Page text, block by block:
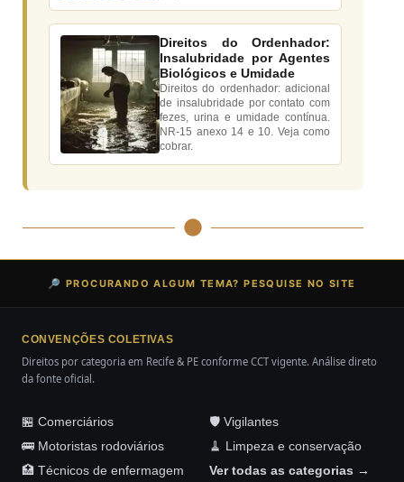
Direitos do Ordenhador:
Insalubridade por Agentes
Biológicos e Umidade
Direitos do ordenhador: adicional
de insalubridade por contato com
fezes, urina e umidade contínua.
NR-15 anexo 14 e 10. Veja como
cobrar.
🔎 PROCURANDO ALGUM TEMA? PESQUISE NO SITE
CONVENÇÕES COLETIVAS
Direitos por categoria em Recife & PE conforme CCT vigente. Análise direto
da fonte oficial.
🏪 Comerciários
🛡️ Vigilantes
🚌 Motoristas rodoviários
🧹 Limpeza e conservação
🏥 Técnicos de enfermagem
Ver todas as categorias →